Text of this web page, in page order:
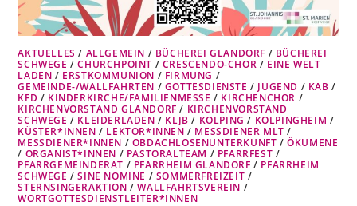
AKTUELLES / ALLGEMEIN / BÜCHEREI GLANDORF / BÜCHEREI
SCHWEGE /CHURCHPOINT / CRESCENDO-CHOR / EINE WELT
LADEN / ERSTKOMMUNION / FIRMUNG /
GEMEINDE-/WALLFAHRTEN / GOTTESDIENSTE / JUGEND / KAB /
KFD / KINDERKIRCHE/FAMILIENMESSE / KIRCHENCHOR /
KIRCHENVORSTAND GLANDORF / KIRCHENVORSTAND
SCHWEGE / KLEIDERLADEN / KLJB / KOLPING / KOLPINGHEIM /
KÜSTER*INNEN / LEKTOR*INNEN / MESSDIENER MLT /
MESSDIENER*INNEN / OBDACHLOSENUNTERKUNFT /ÖKUMENE
/ ORGANIST*INNEN / PASTORALTEAM / PFARRFEST /
PFARRGEMEINDERAT / PFARRHEIM GLANDORF / PFARRHEIM
SCHWEGE /SINE NOMINE / SOMMERFREIZEIT /
STERNSINGERAKTION /WALLFAHRTSVEREIN /
WORTGOTTESDIENSTLEITER*INNEN